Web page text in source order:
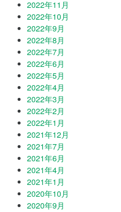
2022年11月
2022年10月
2022年9月
2022年8月
2022年7月
2022年6月
2022年5月
2022年4月
2022年3月
2022年2月
2022年1月
2021年12月
2021年7月
2021年6月
2021年4月
2021年1月
2020年10月
2020年9月